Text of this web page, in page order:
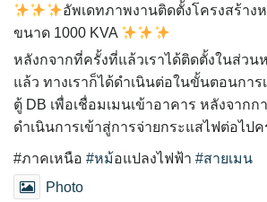
อัพเดทภาพงานติดตั้งโครงสร้าง
ขนาด 1000 KVA
หลังกจากที่ครั้งที่แล้วเราได้ติดตั้งในส่วน
แล้ว ทางเราก็ได้ดำเนินต่อในขั้นตอนการ
ตู้ DB เพื่อเชื่อมเมนเข้าอาคาร หลังจากก
ดำเนินการเข้าสู่การจ่ายกระแสไฟต่อไปค
#ภาคเหนือ #หม้อแปลงไฟฟ้า #สายเมน
Photo